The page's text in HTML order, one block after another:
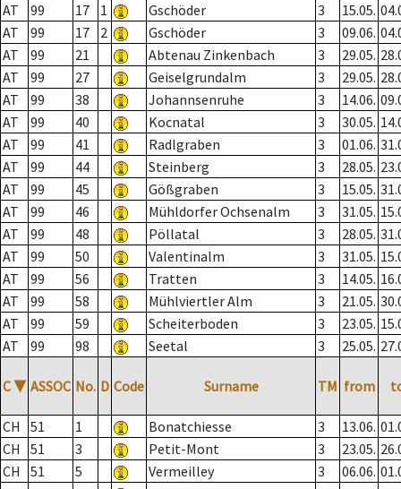
AT
99 17 1 Gschöder 3 15.05.
AT
99 17 2 Gschöder 3 09.06.
AT
99 21 Abtenau Zinkenbach 3 29.05.
AT
99 27 Geiselgrundalm 3 29.05.
AT
99 38 Johannsenruhe 3 14.06.
AT
99 40 Kocnatal 3 30.05.
AT
99 41 Radlgraben 3 01.06.
AT
99 44 Steinberg 3 28.05.
AT
99 45 Gößgraben 3 15.05.
AT
99 46 Mühldorfer Ochsenalm 3 31.05.
AT
99 48 Pöllatal 3 28.05.
AT
99 50 Valentinalm 3 31.05.
AT
99 56 Tratten 3 14.05.
AT
99 58 Mühlviertler Alm 3 21.05.
AT
99 59 Scheiterboden 3 23.05.
AT
99 98 Seetal 3 25.05.
C ▼ ASSOC No. D Code Surname TM from
CH 51 1 Bonatchiesse 3 13.06.
CH
51 3 Petit-Mont 3 23.05.
CH
51 5 Vermeilley 3 06.06.